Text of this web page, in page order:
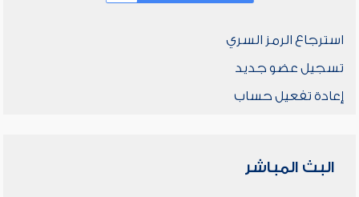
استرجاع الرمز السري
تسجيل عضو جديد
إعادة تفعيل حساب
البث المباشر